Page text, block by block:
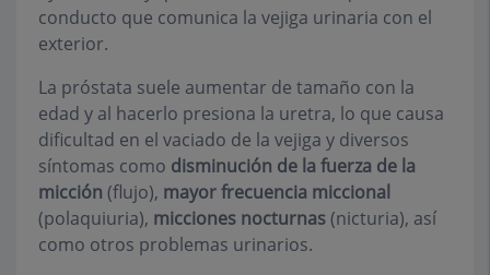
conducto que comunica la vejiga urinaria con el
exterior.
La próstata suele aumentar de tamaño con la
edad y al hacerlo presiona la uretra, lo que causa
dificultad en el vaciado de la vejiga y diversos
síntomas como disminución de la fuerza de la
micción (flujo), mayor frecuencia miccional
(polaquiuria), micciones nocturnas(nicturia), así
como otros problemas urinarios.